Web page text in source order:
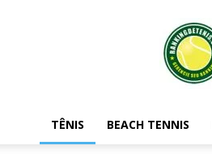
TÊNIS BEACH TENNIS